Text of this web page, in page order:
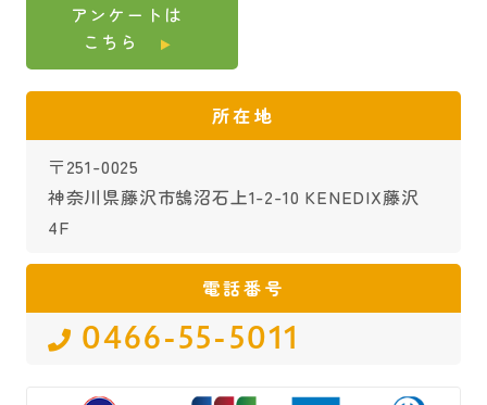
アンケートは
こちら
所在地
〒251-0025
神奈川県藤沢市鵠沼石上1-2-10 KENEDIX藤沢
4F
電話番号
0466-55-5011